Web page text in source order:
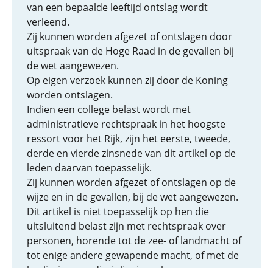
van een bepaalde leeftijd ontslag wordt
verleend.
Zij kunnen worden afgezet of ontslagen door
uitspraak van de Hoge Raad in de gevallen bij
de wet aangewezen.
Op eigen verzoek kunnen zij door de Koning
worden ontslagen.
Indien een college belast wordt met
administratieve rechtspraak in het hoogste
ressort voor het Rijk, zijn het eerste, tweede,
derde en vierde zinsnede van dit artikel op de
leden daarvan toepasselijk.
Zij kunnen worden afgezet of ontslagen op de
wijze en in de gevallen, bij de wet aangewezen.
Dit artikel is niet toepasselijk op hen die
uitsluitend belast zijn met rechtspraak over
personen, horende tot de zee- of landmacht of
tot enige andere gewapende macht, of met de